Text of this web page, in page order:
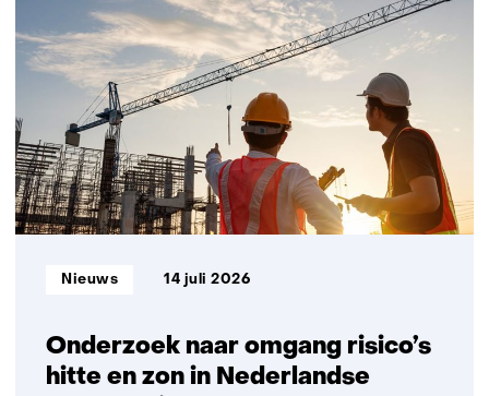
resultaten,
getoond
1
t/m
5
Onderzoek naar omgang risico’s
hitte en zon in Nederlandse
Informatietype:
Nieuws 14 juli 2026